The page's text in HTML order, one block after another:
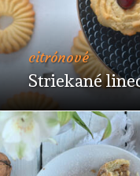
citrónové
Striekané